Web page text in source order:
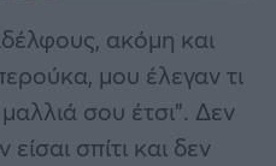
ακόμη και
μου έλεγαν τι
σου έτσι”. Δεν
σπίτι και δεν